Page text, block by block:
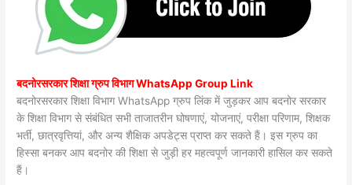
बदनोरसरकार शिक्षा ग्रुप विभाग WhatsApp Group Link
बदनोरसरकार शिक्षा विभाग WhatsApp ग्रुप लिंक में जुड़कर आप बदनोर सरकार
के शिक्षा विभाग से संबंधित सभी ताजातरीन घोषणाएं, योजनाएं, परीक्षा परिणाम, शिक्षक
भर्ती, छात्रवृत्तियां, और अन्य शैक्षिक अपडेट्स प्राप्त कर सकते हैं। इस ग्रुप का
हिस्सा बनकर आप बदनोर की शिक्षा से जुड़ी हर महत्वपूर्ण जानकारी हासिल कर सकते
हैं।